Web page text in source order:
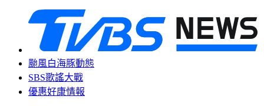
颱風白海豚動態
SBS歌謠大戰
優惠好康情報